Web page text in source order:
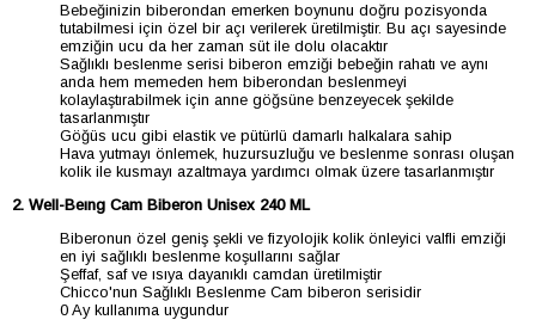
Bebeğinizin biberondan emerken boynunu doğru pozisyonda
tutabilmesi için özel bir açı verilerek üretilmiştir. Bu açı sayesinde
emziğin ucu da her zaman süt ile dolu olacaktır
Sağlıklı beslenme serisi biberon emziği bebeğin rahatı ve aynı
anda hem memeden hem biberondan beslenmeyi
kolaylaştırabilmek için anne göğsüne benzeyecek şekilde
tasarlanmıştır
Göğüs ucu gibi elastik ve pütürlü damarlı halkalara sahip
Hava yutmayı önlemek, huzursuzluğu ve beslenme sonrası oluşan
kolik ile kusmayı azaltmaya yardımcı olmak üzere tasarlanmıştır
2. Well-Beıng Cam Biberon Unisex 240 ML
Biberonun özel geniş şekli ve fizyolojik kolik önleyici valfli emziği
en iyi sağlıklı beslenme koşullarını sağlar
Şeffaf, saf ve ısıya dayanıklı camdan üretilmiştir
Chicco'nun Sağlıklı Beslenme Cam biberon serisidir
0 Ay kullanıma uygundur